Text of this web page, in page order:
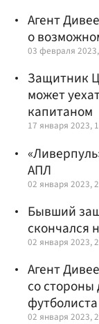
Агент
о
03 февраля
Защитник
может
капитаном
17 января 2023,
АПЛ
02 января 2023,
Бывший
скончался
02 января 2023,
Агент
со стороны
02 января 2023,